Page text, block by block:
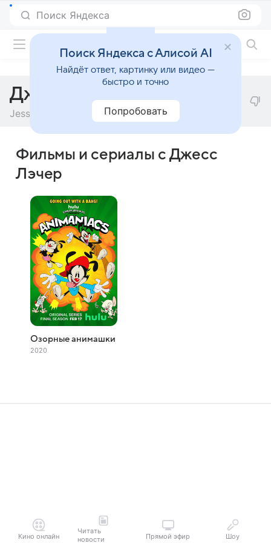
Поиск Яндекса
Джесс Лэчер
Jess Lacher
Фильмы и сериалы с Джесс
Лэчер
Озорные анимашки
2020
Кино онлайн
Читать
новости
Прямой эфир Шоу
Поиск Яндекса с Алисой AI
Найдёт ответ, картинку или видео —
быстро и точно
Попробовать